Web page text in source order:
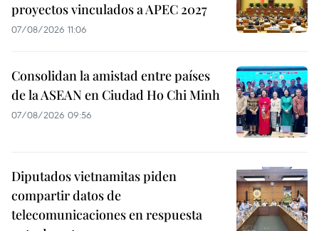
proyectos vinculados a APEC 2027
07/08/2026 11:06
Consolidan la amistad entre países
de la ASEAN en Ciudad Ho Chi Minh
07/08/2026 09:56
Diputados vietnamitas piden
compartir datos de
telecomunicaciones en respuesta